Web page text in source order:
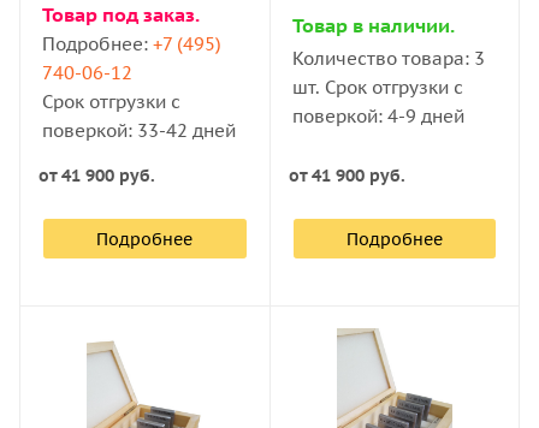
Товар под заказ.
Подробнее: +7 (495)
740-06-12
Срок отгрузки с
поверкой: 33-42 дней
от41 900 руб.
Подробнее
Товар в наличии.
Количество товара: 3
шт. Срок отгрузки с
поверкой: 4-9 дней
от41 900 руб.
Подробнее